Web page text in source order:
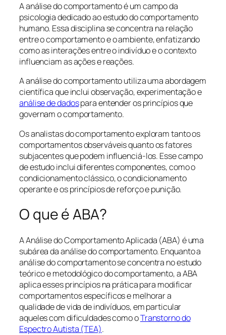
A análise do comportamento é um campo da
psicologia dedicado ao estudo do comportamento
humano. Essa disciplina se concentra na relação
entre o comportamento e o ambiente, enfatizando
como as interações entre o indivíduo e o contexto
influenciam as ações e reações.
A análise do comportamento utiliza uma abordagem
científica que inclui observação, experimentação e
análise de dadospara entender os princípios que
governam o comportamento.
Os analistas do comportamento exploram tanto os
comportamentos observáveis quanto os fatores
subjacentes que podem influenciá-los. Esse campo
de estudo inclui diferentes componentes, como o
condicionamento clássico, o condicionamento
operante e os princípios de reforço e punição.
O que é ABA?
A Análise do Comportamento Aplicada (ABA) é uma
subárea da análise do comportamento. Enquanto a
análise do comportamento se concentra no estudo
teórico e metodológico do comportamento, a ABA
aplica esses princípios na prática para modificar
comportamentos específicos e melhorar a
qualidade de vida de indivíduos, em particular
aqueles com dificuldades como oTranstorno do
Espectro Autista (TEA).